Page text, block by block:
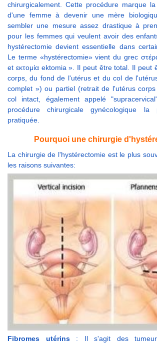
chirurgicalement. Cette procédure marque
d'une femme à devenir une mère
sembler une mesure assez drastique à
pour les femmes qui veulent avoir des
hystérectomie devient essentielle dans
Le terme «hystérectomie» vient du grec
et εκτομία ektomia ». Il peut être total. Il peut
corps, du fond de l'utérus et du col de
complet ») ou partiel (retrait de l'utérus
col intact, également appelé
procédure chirurgicale gynécologique la
pratiquée.
Pourquoi une chirurgie
La chirurgie de l'hystérectomie est le plus
les raisons suivantes:
Fibromes utérins : Il s'agit des